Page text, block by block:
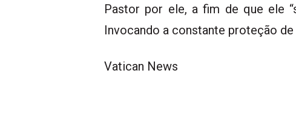
Pastor por ele, a fim de que ele
Invocando a constante proteção
Vatican News